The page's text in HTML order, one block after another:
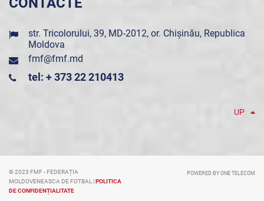
str. Tricolorului, 39, MD-2012, or. Chișinău, Republica
Moldova
fmf@fmf.md
tel: + 373 22 210413
UP
© 2023 FMF - FEDERAȚIA
MOLDOVENEASCA DE FOTBAL |POLITICA
DE CONFIDENȚIALITATE
POWERED BY ONE TELECOM